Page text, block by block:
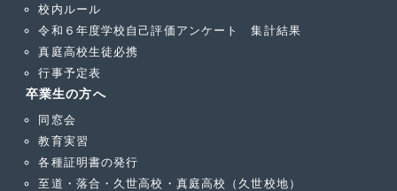
校内ルール
令和６年度学校自己評価アンケート 集計結果
真庭高校生徒必携
行事予定表
卒業生の方へ
同窓会
教育実習
各種証明書の発行
至道・落合・久世高校・真庭高校（久世校地）